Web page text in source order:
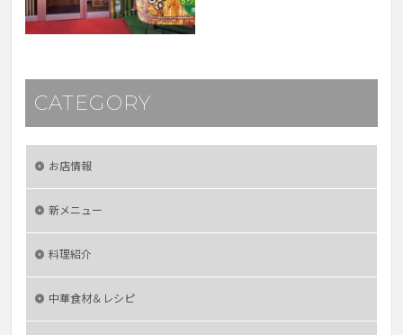
CATEGORY
お店情報
新メニュー
料理紹介
中華食材＆レシピ